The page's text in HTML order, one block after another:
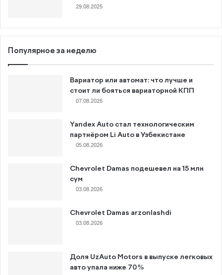
29.08.2025
Популярное за неделю
Вариатор или автомат: что лучше и
стоит ли бояться вариаторной КПП
07.08.2026
Yandex Auto стал технологическим
партнёром Li Auto в Узбекистане
05.08.2026
Chevrolet Damas подешевел на 15 млн
сум
03.08.2026
Chevrolet Damas arzonlashdi
03.08.2026
Доля UzAuto Motors в выпуске легковых
авто упала ниже 70%